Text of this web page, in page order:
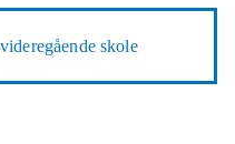
skole